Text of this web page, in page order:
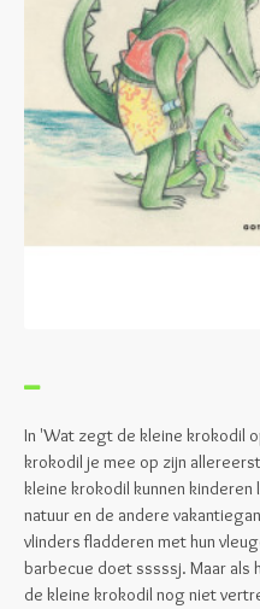
In 'Wat zegt de kleine krokodil
krokodil je mee op zijn
kleine krokodil kunnen kinderen
natuur en de andere
vlinders fladderen met hun
barbecue doet sssssj. Maar als
de kleine krokodil nog niet